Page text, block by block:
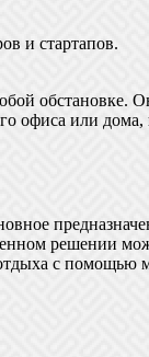
и стартапов.
обстановке.
офиса или дома,
решении
с помощью